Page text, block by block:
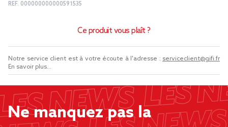
REF. 000000000000591535
Ce produit vous plaît ?
Notre service client est à votre écoute à l'adresse : serviceclient@gifi.fr
En savoir plus...
Ne manquez pas la